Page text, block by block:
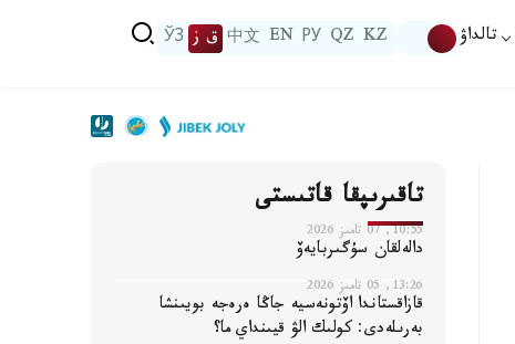
تالداۋ KZ
QZ
РУ
EN
中文 ق ز ЎЗ
تاقىرىپقا قاتىستى
10:55, 07 تامىز 2026
دالەلقان سۇگىربايەۆ
13:26, 05 تامىز 2026
قازاقستاندا اۆتونەسيە جاڭا ەرەجە بويىنشا
بەرىلەدى: كولىك الۋ قيىنداي ما؟